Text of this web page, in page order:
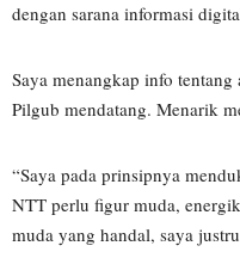
dengan sarana informasi
Saya menangkap info
Pilgub mendatang. Menarik
“Saya pada prinsipnya
NTT perlu figur muda,
muda yang handal, saya